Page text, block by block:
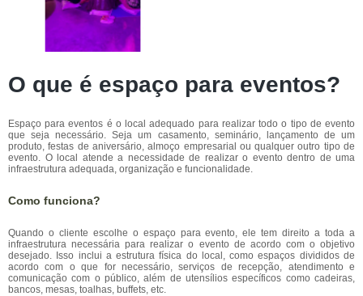
O que é espaço para eventos?
Espaço para eventos é o local adequado para realizar todo o tipo de evento
que seja necessário. Seja um casamento, seminário, lançamento de um
produto, festas de aniversário, almoço empresarial ou qualquer outro tipo de
evento. O local atende a necessidade de realizar o evento dentro de uma
infraestrutura adequada, organização e funcionalidade.
Como funciona?
Quando o cliente escolhe o espaço para evento, ele tem direito a toda a
infraestrutura necessária para realizar o evento de acordo com o objetivo
desejado. Isso inclui a estrutura física do local, como espaços divididos de
acordo com o que for necessário, serviços de recepção, atendimento e
comunicação com o público, além de utensílios específicos como cadeiras,
bancos, mesas, toalhas, buffets, etc.